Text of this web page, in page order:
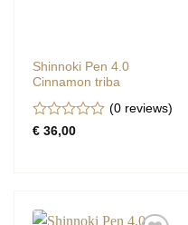
Shinnoki Pen 4.0
Cinnamon triba
Gewaardeerd
(0reviews)
€36,00